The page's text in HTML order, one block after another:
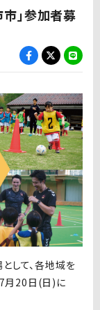
市」参加者募
して、各地域を
7月20日 (日 ) に